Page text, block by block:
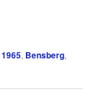
1965, Bensberg,